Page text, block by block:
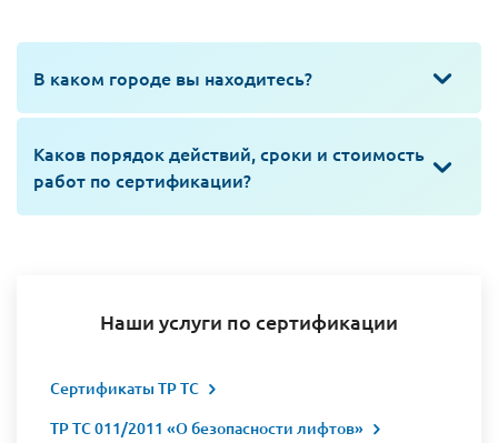
В каком городе вы находитесь?
Каков порядок действий, сроки и стоимость
работ по сертификации?
Наши услуги по сертификации
Сертификаты ТР ТС
ТР ТС 011/2011 «О безопасности лифтов»